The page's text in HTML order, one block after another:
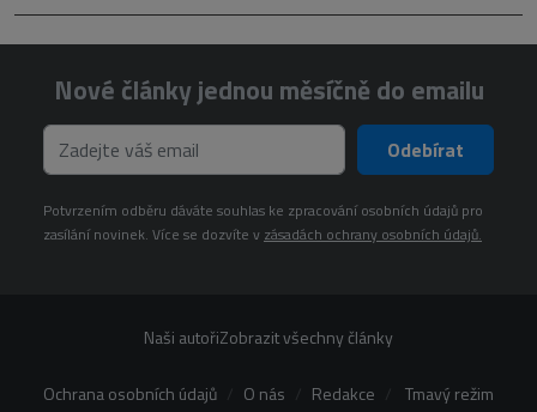
Nové články jednou měsíčně do emailu
Odebírat
Potvrzením odběru dáváte souhlas ke zpracování osobních údajů pro
zasílání novinek. Více se dozvíte v zásadách ochrany osobních údajů.
Naši autořiZobrazit všechny články
Ochrana osobních údajů O nás Redakce Tmavý režim